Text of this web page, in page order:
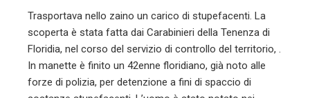
Trasportava nello zaino un carico di stupefacenti. La
scoperta è stata fatta dai Carabinieri della Tenenza di
Floridia, nel corso del servizio di controllo del territorio, .
In manette è finito un 42enne floridiano, già noto alle
forze di polizia, per detenzione a fini di spaccio di